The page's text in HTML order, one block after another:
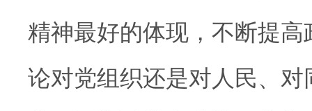
精神最好的体现，不断提
论对党组织还是对人民、